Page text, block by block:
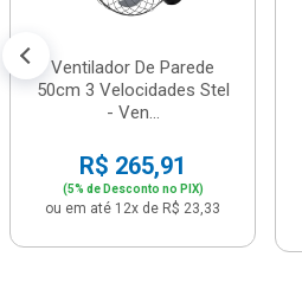
Ventilador De Parede
50cm 3 Velocidades Stel
- Ven...
R$ 265,91
(5% de Desconto no PIX)
ou em até 12x de R$ 23,33